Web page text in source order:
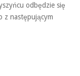
odbędzie się
z następującym